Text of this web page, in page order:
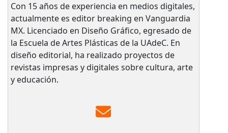
Con 15 años de experiencia en medios digitales,
actualmente es editor breaking en Vanguardia
MX. Licenciado en Diseño Gráfico, egresado de
la Escuela de Artes Plásticas de la UAdeC. En
diseño editorial, ha realizado proyectos de
revistas impresas y digitales sobre cultura, arte
y educación.